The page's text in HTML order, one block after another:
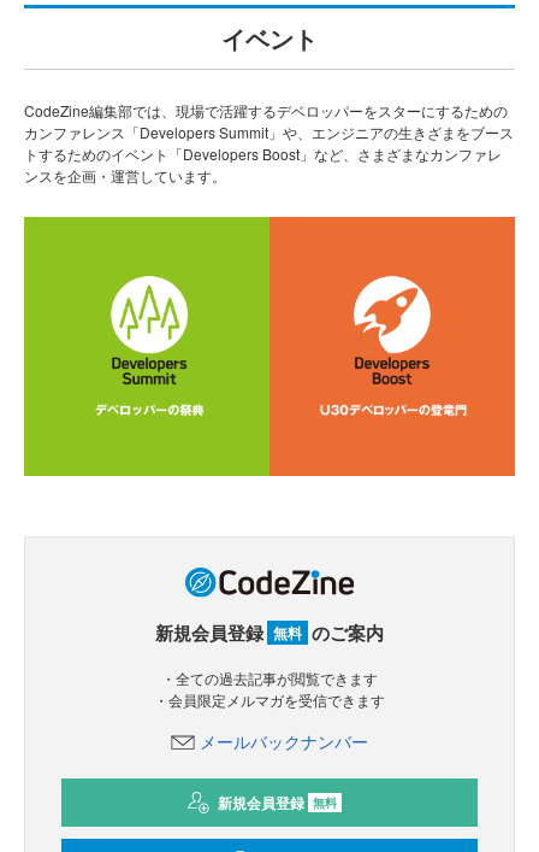
イベント
CodeZine編集部では、現場で活躍するデベロッパーをスターにするための
カンファレンス「Developers Summit」や、エンジニアの生きざまをブース
トするためのイベント「Developers Boost」など、さまざまなカンファレ
ンスを企画・運営しています。
新規会員登録 無料 のご案内
・全ての過去記事が閲覧できます
・会員限定メルマガを受信できます
メールバックナンバー
新規会員登録 無料